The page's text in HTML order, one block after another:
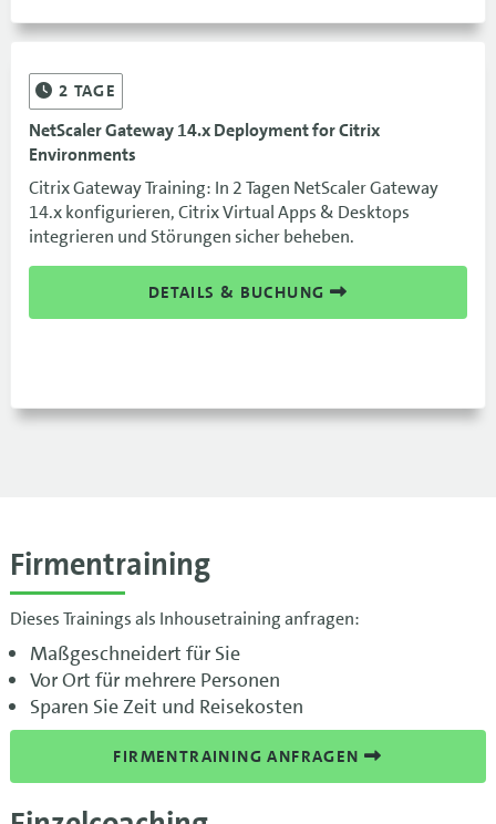
2 TAGE
NetScaler Gateway 14.x Deployment for Citrix
Environments
Citrix Gateway Training: In 2 Tagen NetScaler Gateway
14.x konfigurieren, Citrix Virtual Apps & Desktops
integrieren und Störungen sicher beheben.
DETAILS & BUCHUNG
Firmentraining
Dieses Trainings als Inhousetraining anfragen:
Maßgeschneidert für Sie
Vor Ort für mehrere Personen
Sparen Sie Zeit und Reisekosten
FIRMENTRAINING ANFRAGEN